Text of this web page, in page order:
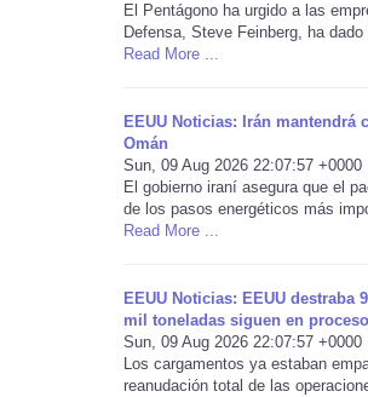
El Pentágono ha urgido a las
Defensa, Steve Feinberg, ha
Read More ...
EEUU Noticias: Irán mantendrá
Omán
Sun, 09 Aug 2026 22:07:57 +0000
El gobierno iraní asegura que el
de los pasos energéticos más
Read More ...
EEUU Noticias: EEUU
mil toneladas siguen en
Sun, 09 Aug 2026 22:07:57 +0000
Los cargamentos ya estaban
reanudación total de las